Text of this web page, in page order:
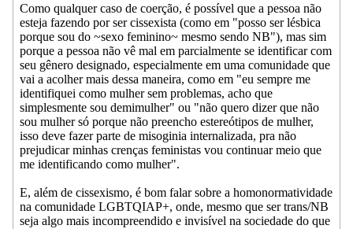
Como qualquer caso de coerção, é possível que a pessoa não
esteja fazendo por ser cissexista (como em "posso ser lésbica
porque sou do ~sexo feminino~ mesmo sendo NB"), mas sim
porque a pessoa não vê mal em parcialmente se identificar com
seu gênero designado, especialmente em uma comunidade que
vai a acolher mais dessa maneira, como em "eu sempre me
identifiquei como mulher sem problemas, acho que
simplesmente sou demimulher" ou "não quero dizer que não
sou mulher só porque não preencho estereótipos de mulher,
isso deve fazer parte de misoginia internalizada, pra não
prejudicar minhas crenças feministas vou continuar meio que
me identificando como mulher".
E, além de cissexismo, é bom falar sobre a homonormatividade
na comunidade LGBTQIAP+, onde, mesmo que ser trans/NB
seja algo mais incompreendido e invisível na sociedade do que